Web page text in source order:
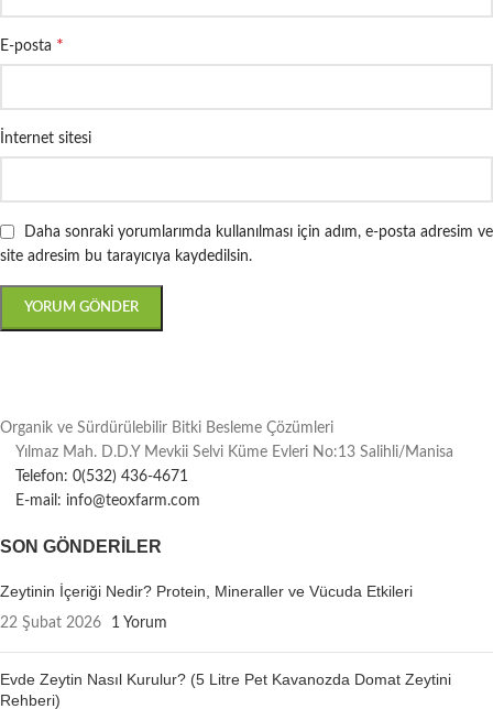
E-posta *
İnternet sitesi
Daha sonraki yorumlarımda kullanılması için adım, e-posta adresim ve
site adresim bu tarayıcıya kaydedilsin.
Organik ve Sürdürülebilir Bitki Besleme Çözümleri
Yılmaz Mah. D.D.Y Mevkii Selvi Küme Evleri No:13 Salihli/Manisa
Telefon: 0(532) 436-4671
E-mail: info@teoxfarm.com
SON GÖNDERILER
Zeytinin İçeriği Nedir? Protein, Mineraller ve Vücuda Etkileri
22 Şubat 2026 1 Yorum
Evde Zeytin Nasıl Kurulur? (5 Litre Pet Kavanozda Domat Zeytini
Rehberi)